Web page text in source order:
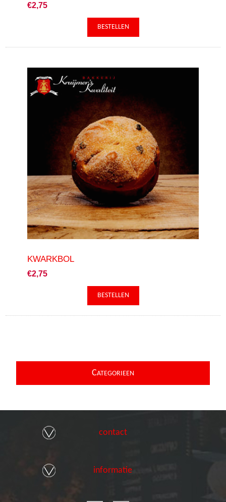
€2,75
KWARKBOL
€2,75
CATEGORIEEN
contact
informatie